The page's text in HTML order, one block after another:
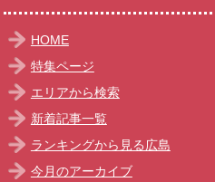
HOME
特集ページ
エリアから検索
新着記事一覧
ランキングから見る広島
今月のアーカイブ